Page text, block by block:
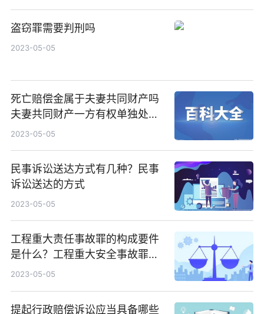
盗窃罪需要判刑吗
2023-05-05
死亡赔偿金属于夫妻共同财产吗
夫妻共同财产一方有权单独处理
吗？
2023-05-05
民事诉讼送达方式有几种？民事
诉讼送达的方式
2023-05-05
工程重大责任事故罪的构成要件
是什么？工程重大安全事故罪的
处罚标准是什么？
2023-05-05
提起行政赔偿诉讼应当具备哪些